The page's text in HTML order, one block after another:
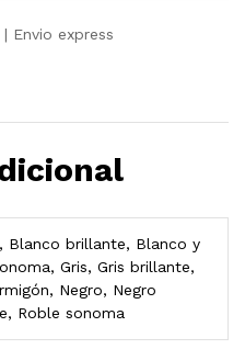
Envio express
Blanco brillante, Blanco y
Gris, Gris brillante,
Negro, Negro
Roble sonoma